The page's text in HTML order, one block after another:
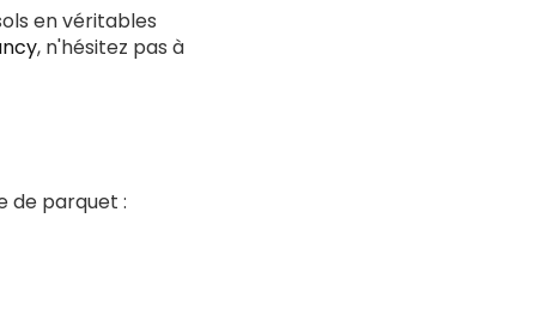
en véritables
, n'hésitez pas à
de parquet :